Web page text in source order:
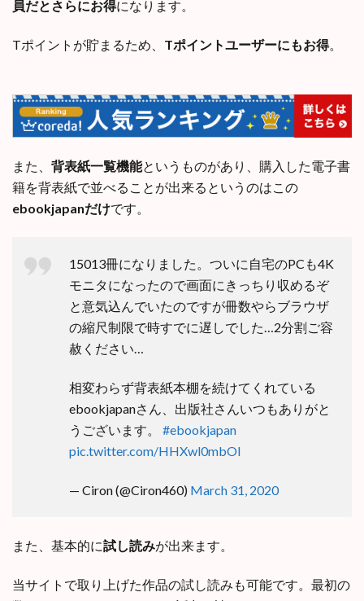
員だとさらにお得になります。
Tポイントが貯まるため、 Tポイントユーザーにもお得。
また、 背表紙一覧機能というものがあり、購入した電子書
籍を背表紙で並べることが出来るというのはこの
ebookjapanだけです。
15013冊になりました。ついに自宅のPCも4K
モニタになったので画面にきっちり収めるぞ
と意気込んでいたのですが冊数やらブラウザ
の縮尺制限で時すでに遅しでした…2分割ご容
赦ください…
相変わらず背表紙本棚を続けてくれている
ebookjapanさん、出版社さんいつもありがと
うございます。 #ebookjapan
pic.twitter.com/HHXwl0mbOI
— Ciron (@Ciron460) March 31, 2020
また、基本的に試し読みが出来ます。
当サイトで取り上げた作品の試し読みも可能です。最初の